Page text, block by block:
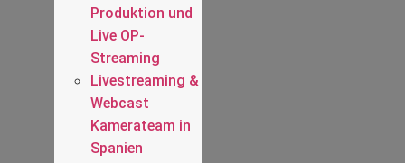
Produktion und
Live OP-
Streaming
Livestreaming &
Webcast
Kamerateam in
Spanien